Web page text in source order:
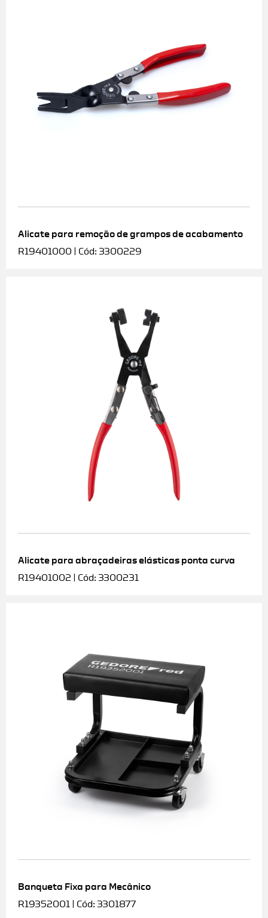
Alicate para remoção de grampos de acabamento
R19401000 | Cód: 3300229
Alicate para abraçadeiras elásticas ponta curva
R19401002 | Cód: 3300231
Banqueta Fixa para Mecânico
R19352001 | Cód: 3301877